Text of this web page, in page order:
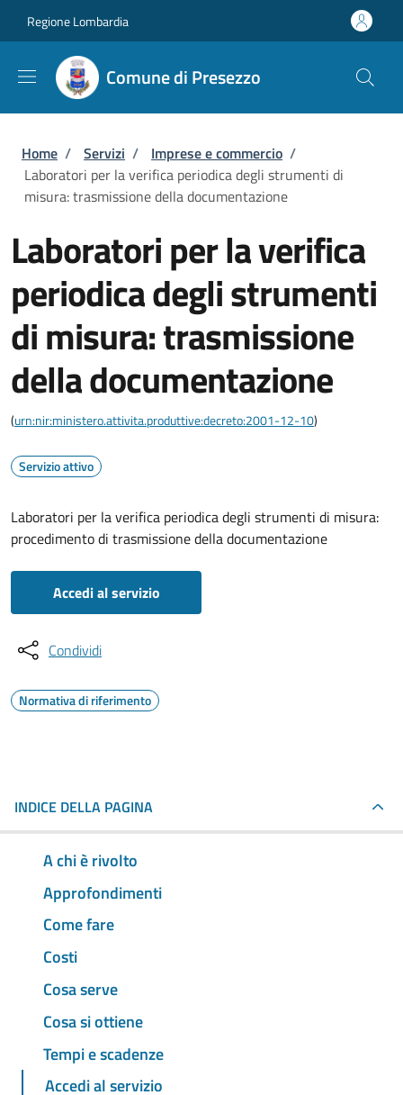
Regione Lombardia
Comune di Presezzo
Briciole di pane
Home / Servizi / Imprese e commercio /
Laboratori per la verifica periodica degli strumenti di
misura: trasmissione della documentazione
Laboratori per la verifica
periodica degli strumenti
di misura: trasmissione
della documentazione
(urn:nir:ministero.attivita.produttive:decreto:2001-12-10)
Servizio attivo
Laboratori per la verifica periodica degli strumenti di misura:
procedimento di trasmissione della documentazione
Accedi al servizio
Condividi
Normativa di riferimento
INDICE DELLA PAGINA
A chi è rivolto
Approfondimenti
Come fare
Costi
Cosa serve
Cosa si ottiene
Tempi e scadenze
Accedi al servizio